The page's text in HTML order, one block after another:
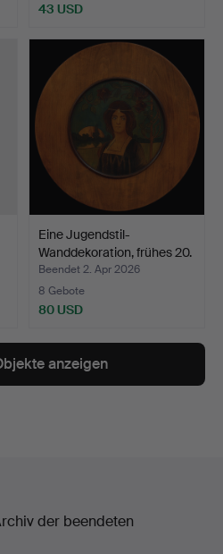
43 USD
Eine Jugendstil-
Wanddekoration, frühes 20.
…
Beendet 2. Apr 2026
8 Gebote
80 USD
anzeigen
der beendeten